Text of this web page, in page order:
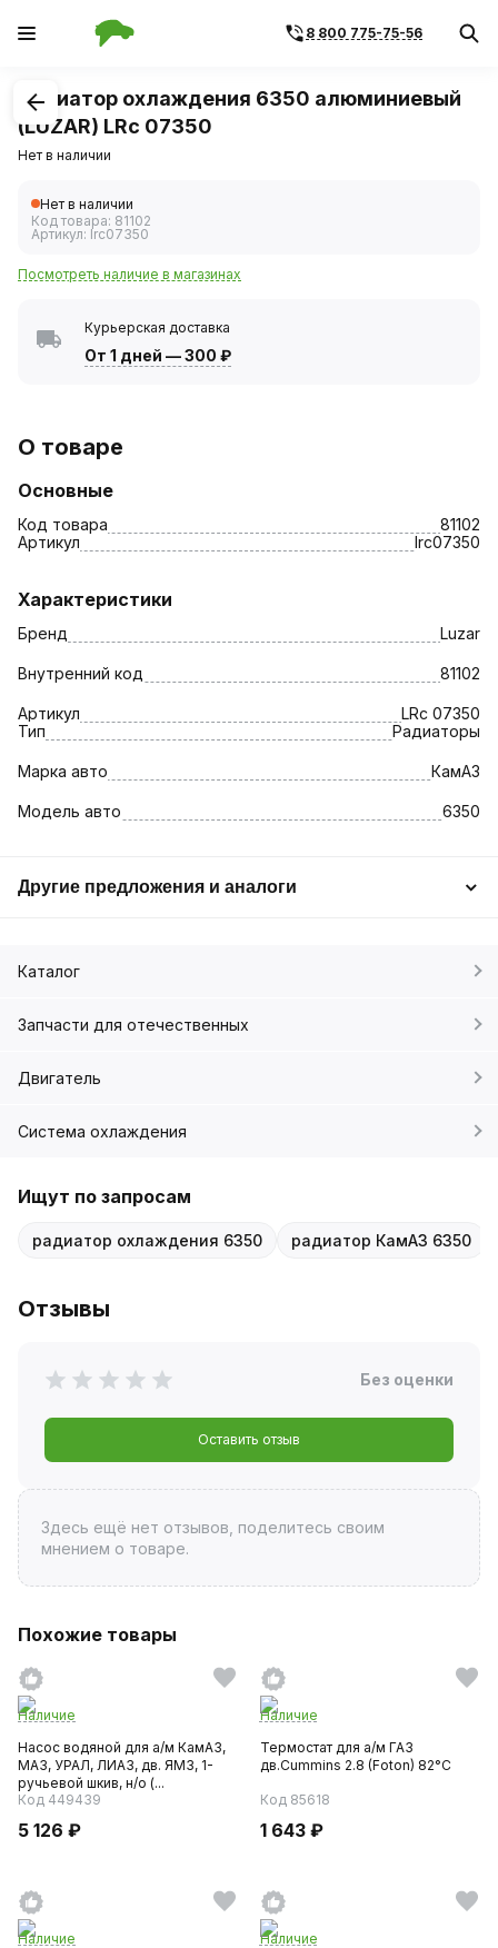
8 800 775-75-56
1/1
Радиатор охлаждения 6350 алюминиевый
(LUZAR) LRc 07350
Нет в наличии
Нет в наличии
Код товара: 81102
Артикул: lrc07350
Посмотреть наличие в магазинах
Курьерская доставка
От 1 дней —300 ₽
О товаре
Основные
Код товара
81102
Артикул
lrc07350
Характеристики
Бренд Luzar
Внутренний код 81102
Артикул
LRc 07350
Тип
Радиаторы
Марка авто КамАЗ
Модель авто 6350
Другие предложения и аналоги
Каталог
Запчасти для отечественных
Двигатель
Система охлаждения
Ищут по запросам
радиатор охлаждения 6350 радиатор КамАЗ 6350
Отзывы
Без оценки
Оставить отзыв
Здесь ещё нет отзывов, поделитесь своим
мнением о товаре.
Похожие товары
Наличие
Насос водяной для а/м КамАЗ,
МАЗ, УРАЛ, ЛИАЗ, дв. ЯМЗ, 1-
ручьевой шкив, н/о (...
Код 449439
5 126 ₽
Наличие
Термостат для а/м ГАЗ
дв.Cummins 2.8 (Foton) 82°С
Код 85618
1 643 ₽
Наличие
Наличие